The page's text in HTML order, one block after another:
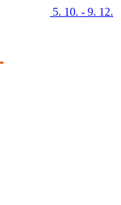
5. 10. - 9. 12.